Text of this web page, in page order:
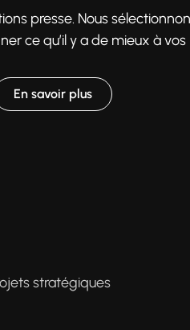
presse. Nous
ce qu’il y a de mieux à vos
En savoir plus
stratégiques